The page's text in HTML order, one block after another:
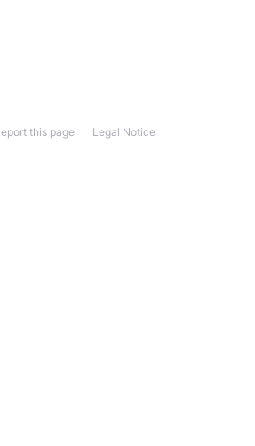
Legal Notice
this page